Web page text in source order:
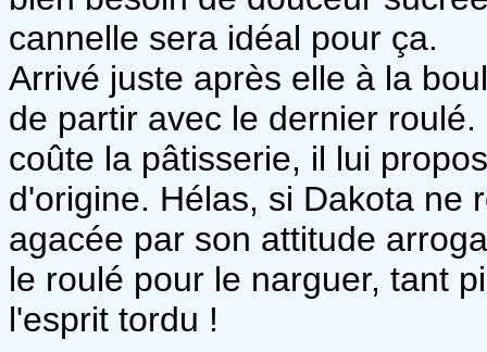
cannelle sera idéal pour ça.
Arrivé juste après elle à la
de partir avec le dernier
coûte la pâtisserie, il lui
d'origine. Hélas, si Dakota ne
agacée par son attitude
le roulé pour le narguer, tant
l'esprit tordu !